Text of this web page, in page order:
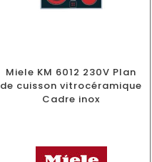
Miele KM 6012 230V Plan
de cuisson vitrocéramique
Cadre inox